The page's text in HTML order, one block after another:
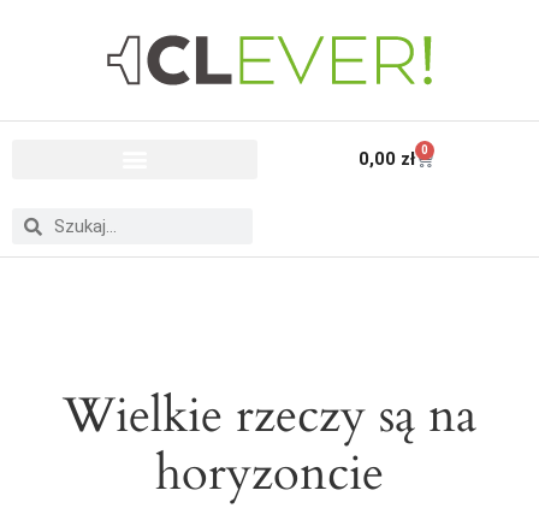
0,00 zł 0
Wielkie rzeczy są na
horyzoncie